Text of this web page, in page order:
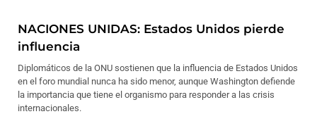
NACIONES UNIDAS: Estados Unidos pierde
influencia
Diplomáticos de la ONU sostienen que la influencia de Estados Unidos
en el foro mundial nunca ha sido menor, aunque Washington defiende
la importancia que tiene el organismo para responder a las crisis
internacionales.